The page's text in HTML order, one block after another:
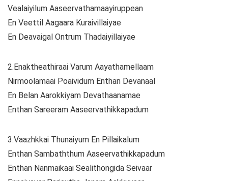
Vealaiyilum Aaseervathamaayiruppean
En Veettil Aagaara Kuraivillaiyae
En Deavaigal Ontrum Thadaiyillaiyae
2.Enaktheathiraai Varum Aayathamellaam
Nirmoolamaai Poaividum Enthan Devanaal
En Belan Aarokkiyam Devathaanamae
Enthan Sareeram Aaseervathikkapadum
3.Vaazhkkai Thunaiyum En Pillaikalum
Enthan Sambaththum Aaseervathikkapadum
Enthan Nanmaikaai Sealithongida Seivaar